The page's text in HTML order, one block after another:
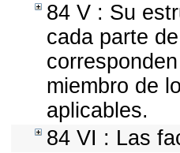
84 V : Su
cada parte
miembro de
aplicables.
84 VI : Las